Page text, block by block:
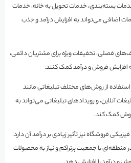
بسته‌بندی، خدمات تحویل به خانه، خدمات
اضافی می‌تواند به افزایش درآمد و جذب
فصلی، تخفیفات ویژه برای مشتریان دائمی،
افزایش فروش و درآمد کمک کنند.
از روش‌های مختلف تبلیغاتی مانند
آنلاین، و رویدادهای تبلیغاتی می‌تواند به
کمک کند.
فروشگاه نیز تأثیر زیادی بر درآمد آن دارد.
با جمعیت پرتراکم و نیاز به محصولات